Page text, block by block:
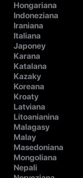
Hongariana
Indoneziana
Iraniana
Italiana
Japoney
Karana
Katalana
Kazaky
Koreana
Kroaty
Latviana
Litoanianina
Malagasy
Malay
Masedoniana
Mongoliana
Nepali